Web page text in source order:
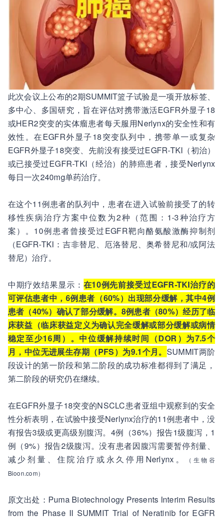
此次会议上公布的2期SUMMIT篮子试验是一项开放标签、
多中心、多国研究，旨在评估对携带激活EGFR外显子18
或HER2突变的实体瘤患者每天服用Nerlynx的安全性和有
效性。在EGFR外显子18突变队列中，携带单一或复杂
EGFR外显子18突变、先前没有接受过EGFR-TKI（初治）
或已接受过EGFR-TKI（经治）的肺癌患者，接受Nerlynx
每日一次240mg单药治疗。
在这个11例患者的队列中，患者在进入试验前接受了的转
移性疾病治疗方案中位数为2种（范围：1-3种治疗方
案）。10例患者曾接受过EGFR靶向酪氨酸激酶抑制剂
（EGFR-TKI：吉非替尼、厄洛替尼、奥希替尼和/或阿法
替尼）治疗。
中期疗效结果显示： 在10例先前接受过EGFR-TKI治疗的
可评估患者中，6例患者（60%）出现部分缓解，其中4例
患者（40%）确认了部分缓解。 8例患者（80%）经历了临
床获益（临床获益定义为确认完全缓解或部分缓解或病情
稳定至少16周）。中位缓解持续时间（DOR）为7.5个
月，中位无进展生存期（PFS）为9.1个月。 SUMMIT两阶
段设计的第一阶段和第二阶段的成功标准都得到了满足，
第二阶段的研究仍在继续。
在EGFR外显子18突变的NSCLC患者亚组中观察到的安全
性分析表明，在试验中接受Nerlynx治疗的11例患者中，没
有报告3级或更高级别腹泻。4例（36%）报告1级腹泻，1
例（9%）报告2级腹泻。没有患者因腹泻需要暂停剂量、
减少剂量、住院治疗或永久停用Nerlynx。
（生物谷
Bioon.com）
原文出处：Puma Biotechnology Presents Interim Results
from the Phase II SUMMIT Trial of Neratinib for EGFR